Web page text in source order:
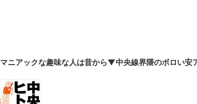
マニアックな趣味な人は昔から▼中央線界隈のボロい安